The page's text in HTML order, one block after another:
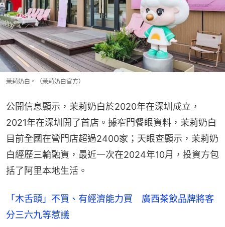
茉莉奶白。（茉莉奶白官方）
公開信息顯示，茉莉奶白於2020年在深圳成立，
2021年在深圳開了首店。據窄門餐眼資料，茉莉奶白
目前全國在營門店超過2400家；天眼查顯示，茉莉奶
白經歷三輪融資，最近一次在2024年10月，投資方包
括了阿里本地生活。
「木舌頭」不買、有經濟能力買 廣西茶飲品牌將客
分三六九等惹議